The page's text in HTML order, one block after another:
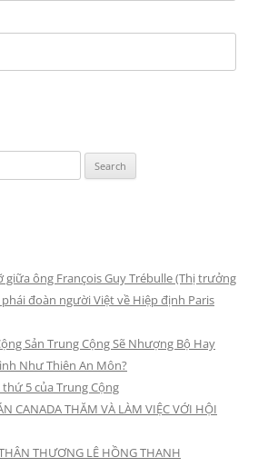
ông François Guy Trébulle (Thị trưởng
đoàn người Việt về Hiệp định Paris
Sản Trung Cộng Sẽ Nhượng Bộ Hay
Như Thiên An Môn?
5 của Trung Cộng
CANADA THĂM VÀ LÀM VIỆC VỚI HỘI
THƯƠNG LÊ HỒNG THANH